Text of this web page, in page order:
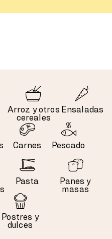
Arroz y otros
cereales
Ensaladas
Carnes Pescado
Pasta
Panes y
masas
Postres y
dulces